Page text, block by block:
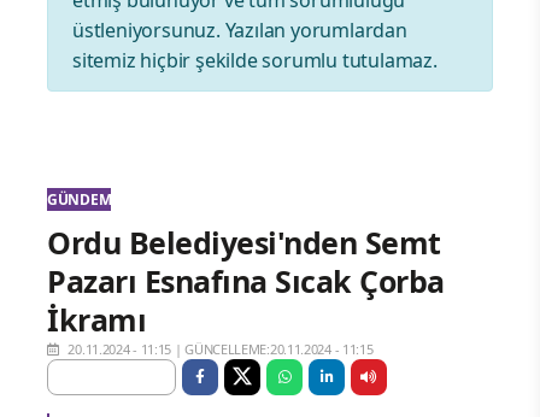
üstleniyorsunuz. Yazılan yorumlardan
sitemiz hiçbir şekilde sorumlu tutulamaz.
GÜNDEM
Ordu Belediyesi'nden Semt
Pazarı Esnafına Sıcak Çorba
İkramı
20.11.2024 - 11:15 |GÜNCELLEME:20.11.2024 - 11:15